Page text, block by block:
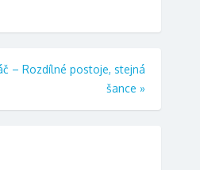
– Rozdílné postoje, stejná
šance »